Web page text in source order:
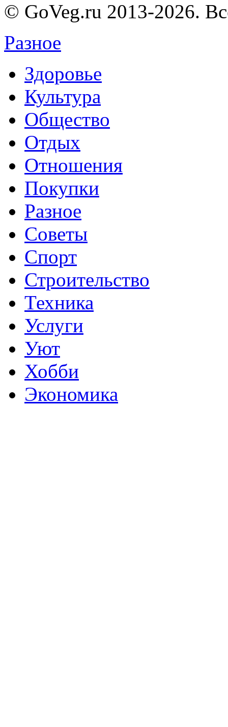
© GoVeg.ru 2013-2026.
Разное
Здоровье
Культура
Общество
Отдых
Отношения
Покупки
Разное
Советы
Спорт
Строительство
Техника
Услуги
Уют
Хобби
Экономика